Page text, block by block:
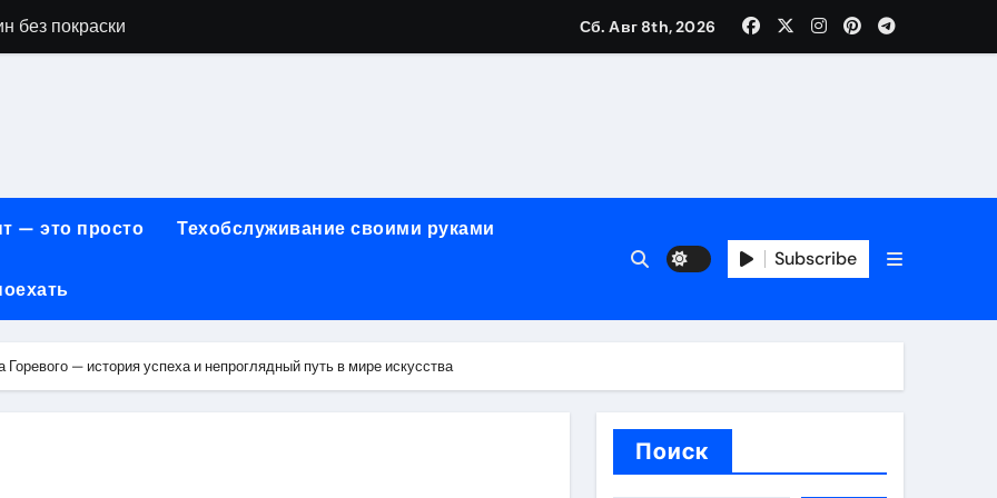
без покраски
работы и критерии сравнения
для онлайн-платежей за 5 минут без верификации и банков с пополнением стейблкоином в долларах
как превратить ливень в комфортную поездку
премиального сегмента у 84-го км МКАД, вл.1 на карте
Сб. Авг 8th, 2026
— это просто Техобслуживание своими руками
Subscribe
— история успеха и непроглядный путь в мире искусства
Поиск